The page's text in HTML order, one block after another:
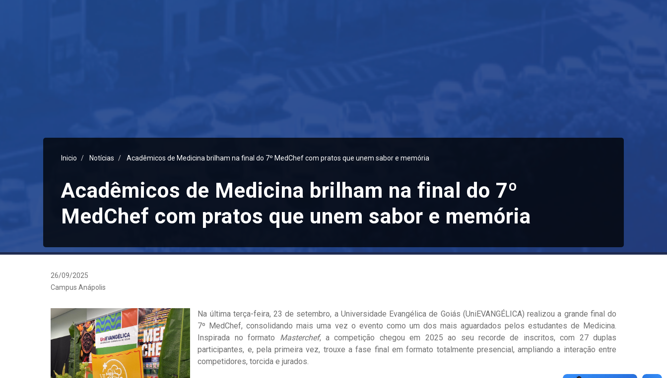
Inicio Notícias Acadêmicos de Medicina brilham na final do 7º MedChef com pratos que unem sabor e memória
Acadêmicos de Medicina brilham na final do 7º
MedChef com pratos que unem sabor e memória
26/09/2025
Campus Anápolis
Na última terça-feira, 23 de setembro, a Universidade Evangélica de Goiás (UniEVANGÉLICA) realizou a grande final do
7º MedChef, consolidando mais uma vez o evento como um dos mais aguardados pelos estudantes de Medicina.
Inspirada no formato Masterchef, a competição chegou em 2025 ao seu recorde de inscritos, com 27 duplas
participantes, e, pela primeira vez, trouxe a fase final em formato totalmente presencial, ampliando a interação entre
competidores, torcida e jurados.